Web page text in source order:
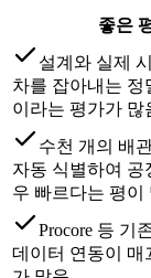
좋은
설계와 실제
차를 잡아내는 정
이라는 평가가 많
수천 개의 배
자동 식별하여 공
우 빠르다는 평이
Procore 등 기
데이터 연동이 매